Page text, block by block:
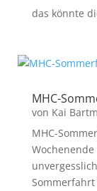
das könnte
MHC-
von Kai
MHC-